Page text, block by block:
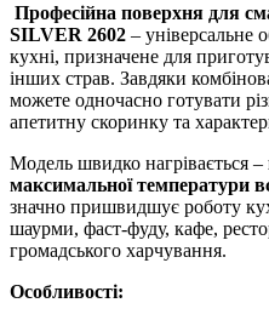
Професійна поверхня для
SILVER 2602 – універсальне
кухні, призначене для
інших страв. Завдяки
можете одночасно готувати
апетитну скоринку та
Модель швидко нагрівається –
максимальної температури
значно пришвидшує роботу
шаурми, фаст-фуду, кафе,
громадського харчування.
Особливості: